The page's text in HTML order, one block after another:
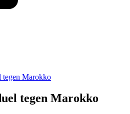
tegen Marokko
tegen Marokko